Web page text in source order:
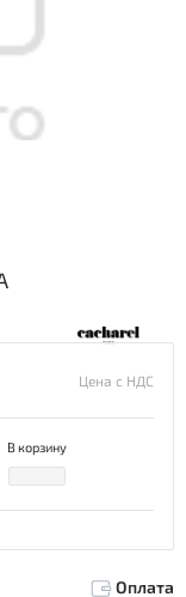
Цена с НДС
В корзину
Оплата